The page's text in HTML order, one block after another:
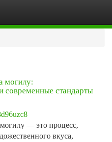
могилу:
современные стандарты
— это процесс,
вкуса,